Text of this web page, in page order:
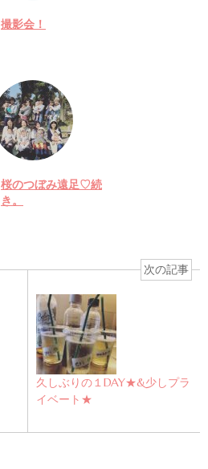
撮影会！
桜のつぼみ遠足♡続
き。
次の記事
久しぶりの１DAY★&少しプラ
イベート★